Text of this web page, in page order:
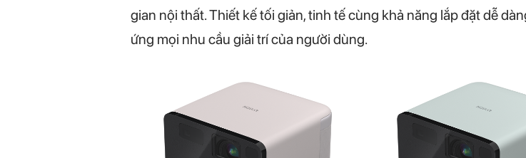
gian nội thất. Thiết kế tối giản, tinh tế cùng khả năng lắp đặt dễ
ứng mọi nhu cầu giải trí của người dùng.